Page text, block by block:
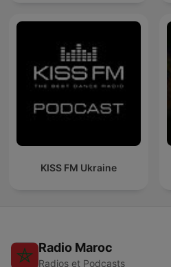
KISS FM Ukraine
Radio Maroc
Radios et Podcasts